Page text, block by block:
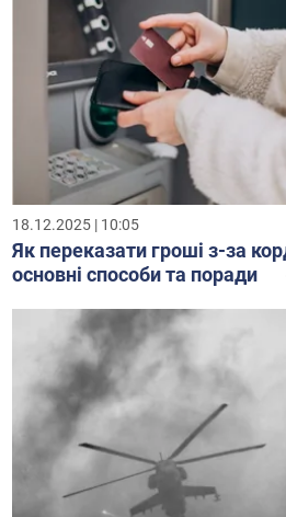
18.12.2025 | 10:05
Як переказати гроші з-за
основні способи та поради